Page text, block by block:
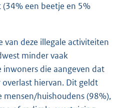
een beetje en 5%
van deze illegale activiteiten
minder vaak
die aangeven dat
hiervan. Dit geldt
mensen/huishoudens (98%),